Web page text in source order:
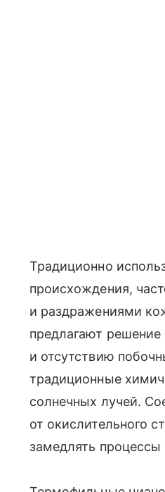
Традиционно
происхождения,
и раздражениями
предлагают
и отсутствию
традиционные
солнечных лучей.
от окислительного
замедлять процессы